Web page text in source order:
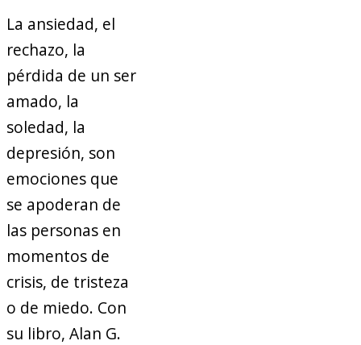
La ansiedad, el
rechazo, la
pérdida de un ser
amado, la
soledad, la
depresión, son
emociones que
se apoderan de
las personas en
momentos de
crisis, de tristeza
o de miedo. Con
su libro, Alan G.